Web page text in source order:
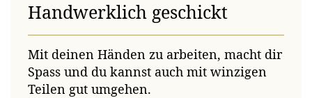
Handwerklich geschickt
Mit deinen Händen zu arbeiten, macht dir
Spass und du kannst auch mit winzigen
Teilen gut umgehen.